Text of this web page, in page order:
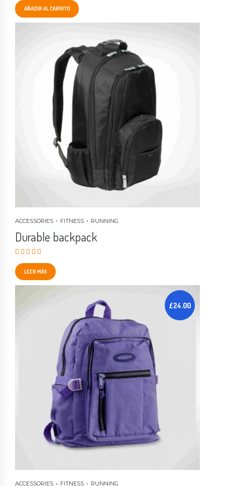
AÑADIR AL CARRITO
ACCESSORIES FITNESS RUNNING
Durable backpack
LEER MÁS
ACCESSORIES FITNESS RUNNING
£24.00